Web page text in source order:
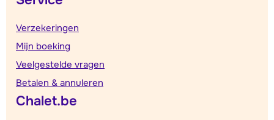
Verzekeringen
Mijn boeking
Veelgestelde vragen
Betalen & annuleren
Chalet.be